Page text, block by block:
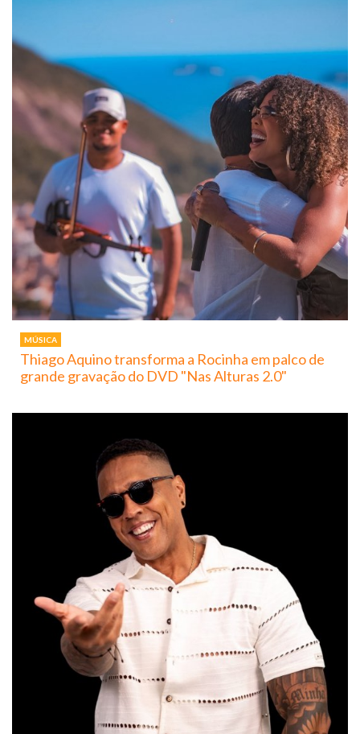
MÚSICA
Thiago Aquino transforma a Rocinha em palco de
grande gravação do DVD "Nas Alturas 2.0"